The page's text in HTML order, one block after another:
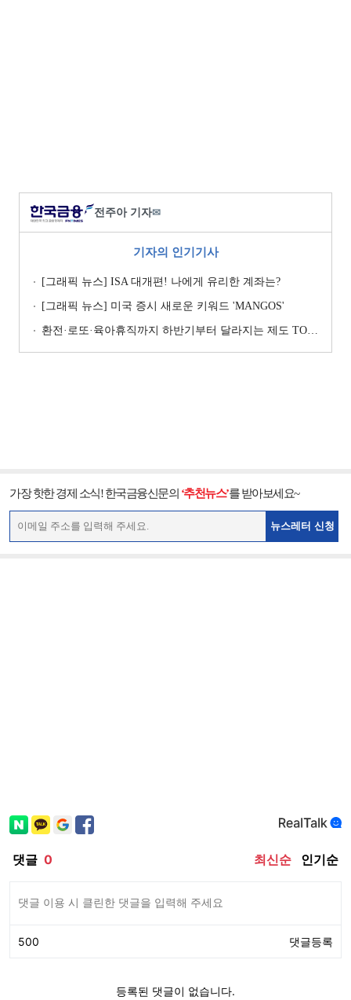
전주아 기자✉
기자의 인기기사
[그래픽 뉴스] ISA 대개편! 나에게 유리한 계좌는?
[그래픽 뉴스] 미국 증시 새로운 키워드 'MANGOS'
환전·로또·육아휴직까지 하반기부터 달라지는 제도 TOP11
가장 핫한 경제 소식! 한국금융신문의 ‘추천뉴스’를 받아보세요~
뉴스레터 신청